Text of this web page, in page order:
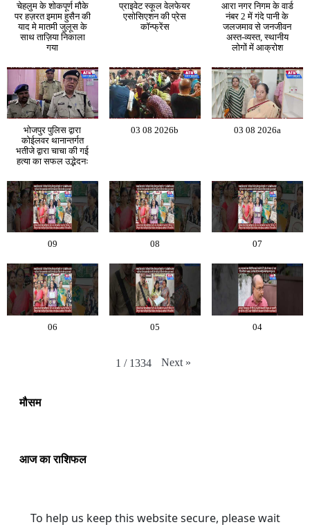
चेहलुम के शोकपूर्ण मौके
पर हज़रत इमाम हुसैन की
याद मे मातमी जुलूस के
साथ ताज़िया निकाला
गया
प्राइवेट स्कूल वेलफेयर
एसोसिएशन की प्रेस
कॉन्फ्रेंस
आरा नगर निगम के वार्ड
नंबर 2 में गंदे पानी के
जलजमाव से जनजीवन
अस्त-व्यस्त, स्थानीय
लोगों में आक्रोश
भोजपुर पुलिस द्वारा
कोईलवर थानान्तर्गत
भतीजे द्वारा चाचा की गई
हत्या का सफल उद्भेदनः
03 08 2026b 03 08 2026a
09 08 07
06 05 04
1 / 1334 Next »
मौसम
आज का राशिफल